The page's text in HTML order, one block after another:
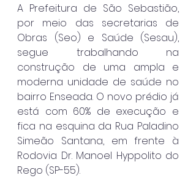
A Prefeitura de São Sebastião,
por meio das secretarias de
Obras (Seo) e Saúde (Sesau),
segue trabalhando na
construção de uma ampla e
moderna unidade de saúde no
bairro Enseada. O novo prédio já
está com 60% de execução e
fica na esquina da Rua Paladino
Simeão Santana, em frente à
Rodovia Dr. Manoel Hyppolito do
Rego (SP-55).